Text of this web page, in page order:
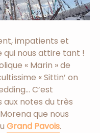
impatients et
qui nous attire tant !
« Marin » de
« Sittin’ on
C’est
notes du très
que nous
Grand Pavois.